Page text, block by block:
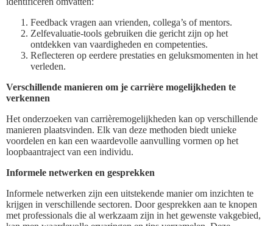
Feedback vragen aan vrienden, collega’s of mentors.
Zelfevaluatie-tools gebruiken die gericht zijn op het
ontdekken van vaardigheden en competenties.
Reflecteren op eerdere prestaties en geluksmomenten in het
verleden.
Verschillende manieren om je carrière mogelijkheden te
verkennen
Het onderzoeken van carrièremogelijkheden kan op verschillende
manieren plaatsvinden. Elk van deze methoden biedt unieke
voordelen en kan een waardevolle aanvulling vormen op het
loopbaantraject van een individu.
Informele netwerken en gesprekken
Informele netwerken zijn een uitstekende manier om inzichten te
krijgen in verschillende sectoren. Door gesprekken aan te knopen
met professionals die al werkzaam zijn in het gewenste vakgebied,